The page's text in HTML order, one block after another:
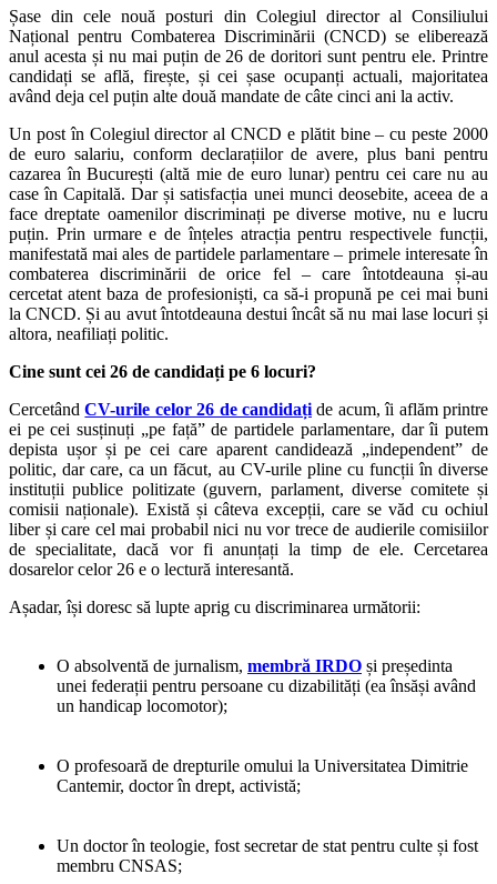
Șase din cele nouă posturi din Colegiul director al Consiliului
Național pentru Combaterea Discriminării (CNCD) se eliberează
anul acesta și nu mai puțin de 26 de doritori sunt pentru ele. Printre
candidați se află, firește, și cei șase ocupanți actuali, majoritatea
având deja cel puțin alte două mandate de câte cinci ani la activ.
Un post în Colegiul director al CNCD e plătit bine – cu peste 2000
de euro salariu, conform declarațiilor de avere, plus bani pentru
cazarea în București (altă mie de euro lunar) pentru cei care nu au
case în Capitală. Dar și satisfacția unei munci deosebite, aceea de a
face dreptate oamenilor discriminați pe diverse motive, nu e lucru
puțin. Prin urmare e de înțeles atracția pentru respectivele funcții,
manifestată mai ales de partidele parlamentare – primele interesate în
combaterea discriminării de orice fel – care întotdeauna și-au
cercetat atent baza de profesioniști, ca să-i propună pe cei mai buni
la CNCD. Și au avut întotdeauna destui încât să nu mai lase locuri și
altora, neafiliați politic.
Cine sunt cei 26 de candidați pe 6 locuri?
CercetândCV-urile celor 26 de candidați de acum, îi aflăm printre
ei pe cei susținuți „pe față” de partidele parlamentare, dar îi putem
depista ușor și pe cei care aparent candidează „independent” de
politic, dar care, ca un făcut, au CV-urile pline cu funcții în diverse
instituții publice politizate (guvern, parlament, diverse comitete și
comisii naționale). Există și câteva excepții, care se văd cu ochiul
liber și care cel mai probabil nici nu vor trece de audierile comisiilor
de specialitate, dacă vor fi anunțați la timp de ele. Cercetarea
dosarelor celor 26 e o lectură interesantă.
Așadar, își doresc să lupte aprig cu discriminarea următorii:
O absolventă de jurnalism, membră IRDO și președinta
unei federații pentru persoane cu dizabilități (ea însăși având
un handicap locomotor);
O profesoară de drepturile omului la Universitatea Dimitrie
Cantemir, doctor în drept, activistă;
Un doctor în teologie, fost secretar de stat pentru culte și fost
membru CNSAS;